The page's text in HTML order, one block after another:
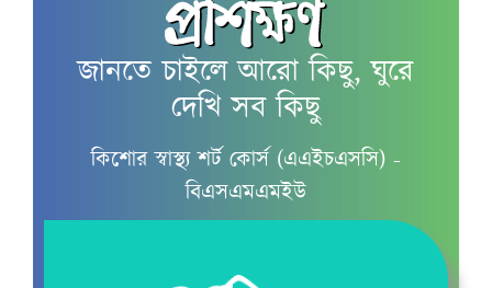
মাসিক ও কিশোরীদের
মাসিক চলাকালীন যত্ন
জানতে চাইলে আরো কিছু, ঘুরে
দেখি সব কিছু
কিশোর স্বাস্থ্য শর্ট কোর্স (এএইচএসসি) -
বিএসএমএমইউ